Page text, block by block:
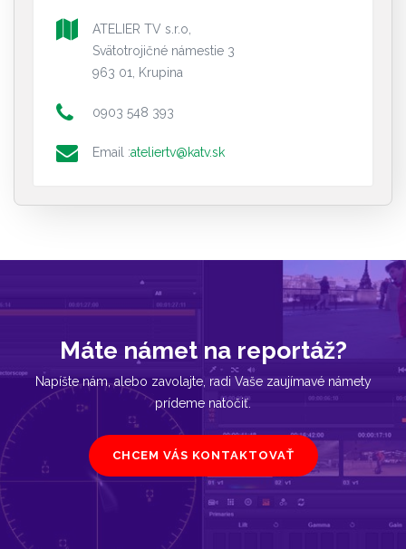
ATELIER TV s.r.o,
Svätotrojičné námestie 3
963 01, Krupina
0903 548 393
Email :ateliertv@katv.sk
Máte námet na reportáž?
Napíšte nám, alebo zavolajte, radi Vaše zaujímavé námety
prídeme natočiť.
CHCEM VÁS KONTAKTOVAŤ